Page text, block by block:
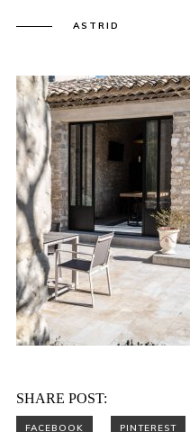
ASTRID
SHARE POST: